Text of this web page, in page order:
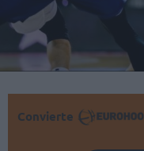
Convierte